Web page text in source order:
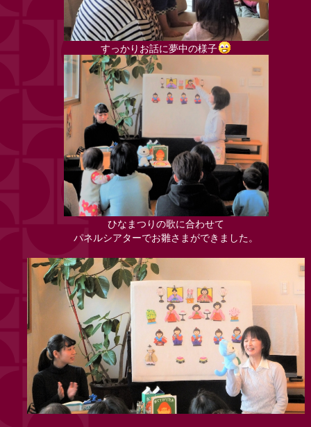
すっかりお話に夢中の様子
ひなまつりの歌に合わせて
パネルシアターでお雛さまができました。